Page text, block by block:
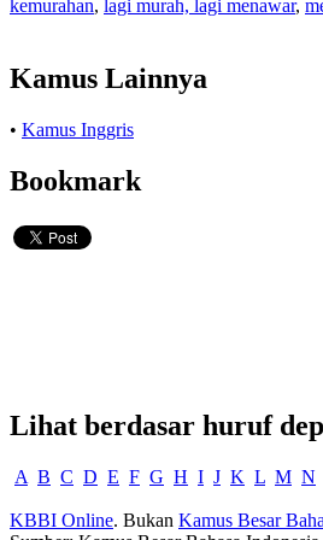
kemurahan, lagi murah, lagi menawar,
Kamus Lainnya
• Kamus Inggris
Bookmark
Lihat berdasar huruf
A B C D E F G H I J K L M N
KBBI Online. Bukan Kamus Besar